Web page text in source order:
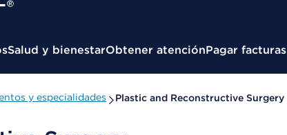
Salud y bienestarObtener atenciónPagar facturas
y especialidades Plastic and Reconstructive Surgery